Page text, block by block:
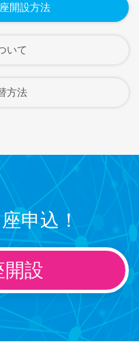
開設方法
いて
方法
申込！
開設